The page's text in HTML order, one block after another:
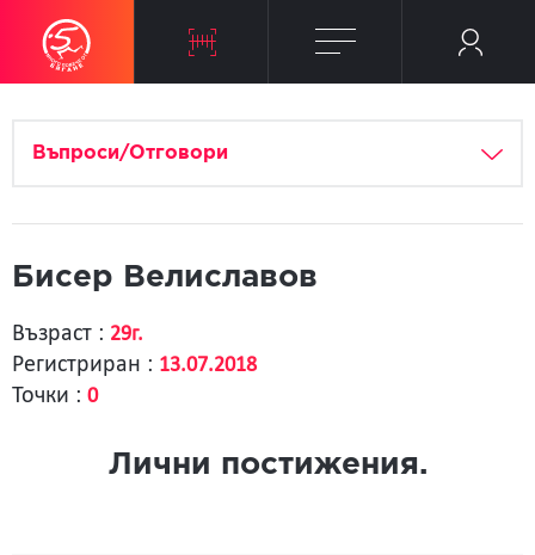
Въпроси/Отговори
Бисер Велиславов
Възраст : 29г.
Регистриран : 13.07.2018
Точки : 0
Лични постижения.